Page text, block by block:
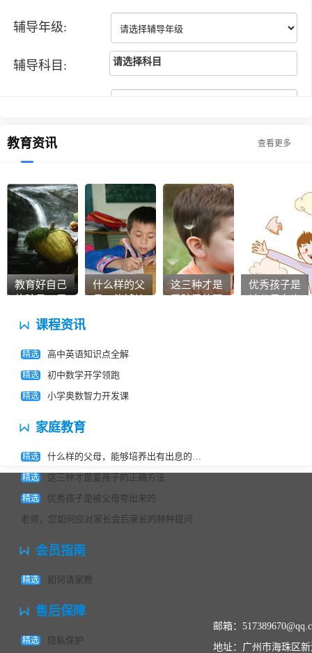
导到位，关注学生，真心为学生着想。
间，我对数学的学习的兴趣和自信提高了很
刘**同学 小学四年级 数学
老师讲的很详细，教课方法也很灵活。老师
讲过的知识点都能理解到位，就记得很牢
固。
夏**同学 高二 物理
题，直到我没有疑问过关为止。下课后，有
的回我的信息，为我解答疑问。开学到现在
考了2次数学，每次都有很大进步。真的非
辅导年级:
辅导科目: 请选择科目
手机号码:
客服电话
13434228527
客服微信
13434228527
教育资讯 查看更多
教育好自己
事业
什么样的父
你
这三种才是
优秀孩子是
课程资讯
精选 高中英语知识点全解
精选 初中数学开学领跑
精选 小学奥数智力开发课
家庭教育
精选 什么样的父母，能够培养出有出息的孩子？教育专家告诉你
精选 这三种才是爱孩子的正确方法
精选
优秀孩子是被父母夸出来的
老师，您如何应对家长会后家长的种种提问
会员指南
精选 如何请家教
售后保障
精选 隐私保护
邮箱：
地址：广州市海珠区